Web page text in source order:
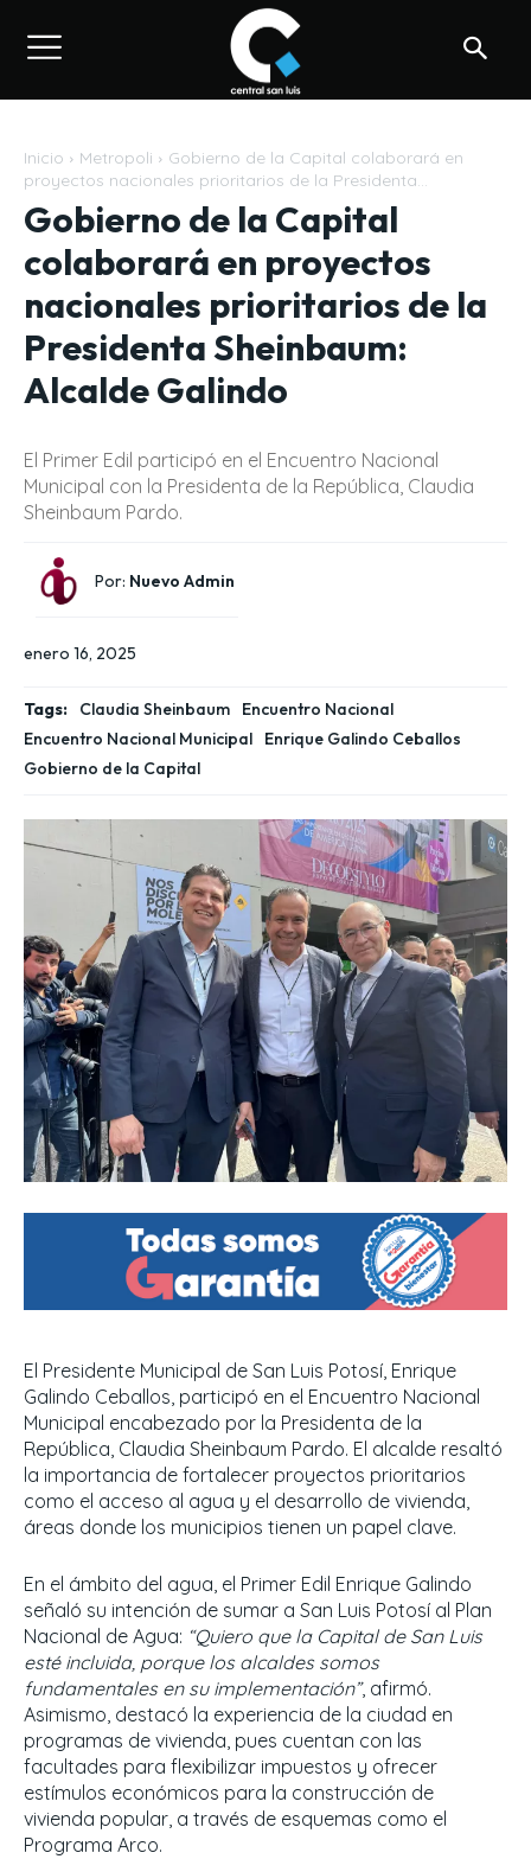
Inicio Metropoli
Gobierno de la Capital colaborará en
proyectos nacionales prioritarios de la Presidenta...
Gobierno de la Capital
colaborará en proyectos
nacionales prioritarios de la
Presidenta Sheinbaum:
Alcalde Galindo
El Primer Edil participó en el Encuentro Nacional
Municipal con la Presidenta de la República, Claudia
Sheinbaum Pardo.
Por: Nuevo Admin
enero 16, 2025
Tags: Claudia Sheinbaum
Encuentro Nacional
Encuentro Nacional Municipal
Enrique Galindo Ceballos
Gobierno de la Capital
El Presidente Municipal de San Luis Potosí, Enrique
Galindo Ceballos, participó en el Encuentro Nacional
Municipal encabezado por la Presidenta de la
República, Claudia Sheinbaum Pardo. El alcalde resaltó
la importancia de fortalecer proyectos prioritarios
como el acceso al agua y el desarrollo de vivienda,
áreas donde los municipios tienen un papel clave.
En el ámbito del agua, el Primer Edil Enrique Galindo
señaló su intención de sumar a San Luis Potosí al Plan
Nacional de Agua: “Quiero que la Capital de San Luis
esté incluida, porque los alcaldes somos
fundamentales en su implementación”, afirmó.
Asimismo, destacó la experiencia de la ciudad en
programas de vivienda, pues cuentan con las
facultades para flexibilizar impuestos y ofrecer
estímulos económicos para la construcción de
vivienda popular, a través de esquemas como el
Programa Arco.